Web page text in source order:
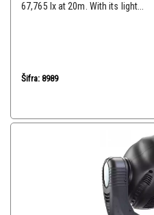
67,765 lx at 20m. With its light...
Šifra: 8989